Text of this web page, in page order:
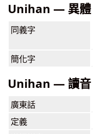
Unihan — 異體
同義字
簡化字
Unihan — 讀音
廣東話
定義